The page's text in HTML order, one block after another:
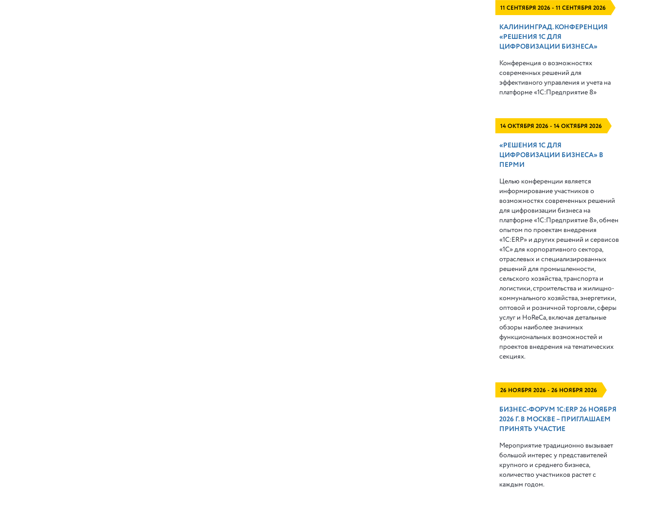
11 СЕНТЯБРЯ 2026 - 11 СЕНТЯБРЯ 2026
КАЛИНИНГРАД. КОНФЕРЕНЦИЯ
«РЕШЕНИЯ 1С ДЛЯ
ЦИФРОВИЗАЦИИ БИЗНЕСА»
Конференция о возможностях
современных решений для
эффективного управления и учета на
платформе«1С:Предприятие 8»
14 ОКТЯБРЯ 2026 - 14 ОКТЯБРЯ 2026
«РЕШЕНИЯ 1С ДЛЯ
ЦИФРОВИЗАЦИИ БИЗНЕСА» В
ПЕРМИ
Целью конференции является
информирование участников о
возможностях современных решений
для цифровизации бизнеса на
платформе «1С:Предприятие 8», обмен
опытом по проектам внедрения
«1С:ERP» и других решений и сервисов
«1С» для корпоративного сектора,
отраслевых и специализированных
решений для промышленности,
сельского хозяйства, транспорта и
логистики, строительства и жилищно-
коммунального хозяйства, энергетики,
оптовой и розничной торговли, сферы
услуг и HoReCa, включая детальные
обзоры наиболее значимых
функциональных возможностей и
проектов внедрения на тематических
секциях.
26 НОЯБРЯ 2026 - 26 НОЯБРЯ 2026
БИЗНЕС-ФОРУМ 1С:ERP 26 НОЯБРЯ
2026 Г. В МОСКВЕ – ПРИГЛАШАЕМ
ПРИНЯТЬ УЧАСТИЕ
Мероприятие традиционно вызывает
большой интерес у представителей
крупного и среднего бизнеса,
количество участников растет с
каждым годом.